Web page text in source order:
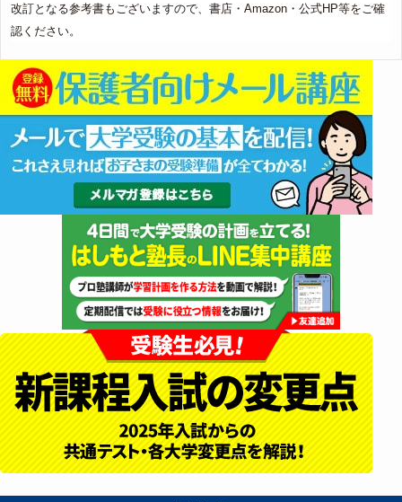
改訂となる参考書もございますので、書店・Amazon・公式HP等をご確
認ください。